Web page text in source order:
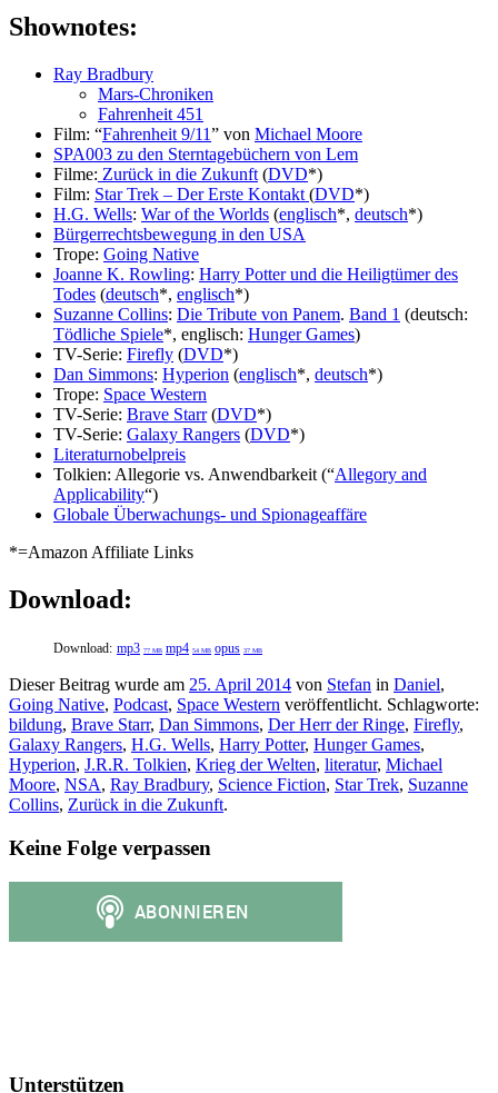
Shownotes:
Ray Bradbury
Mars-Chroniken
Fahrenheit 451
Film: “Fahrenheit 9/11” von Michael Moore
SPA003 zu den Sterntagebüchern von Lem
Filme: Zurück in die Zukunft (DVD*)
Film: Star Trek – Der Erste Kontakt (DVD*)
H.G. Wells: War of the Worlds (englisch*, deutsch*)
Bürgerrechtsbewegung in den USA
Trope: Going Native
Joanne K. Rowling: Harry Potter und die Heiligtümer des
Todes (deutsch*, englisch*)
Suzanne Collins: Die Tribute von Panem. Band 1 (deutsch:
Tödliche Spiele*, englisch: Hunger Games)
TV-Serie: Firefly (DVD*)
Dan Simmons: Hyperion (englisch*, deutsch*)
Trope: Space Western
TV-Serie: Brave Starr(DVD*)
TV-Serie: Galaxy Rangers (DVD*)
Literaturnobelpreis
Tolkien: Allegorie vs. Anwendbarkeit (“Allegory and
Applicability“)
Globale Überwachungs- und Spionageaffäre
*=Amazon Affiliate Links
Download:
Download: mp3 77 MB mp4 54 MB opus 37 MB
Dieser Beitrag wurde am 25. April 2014 von Stefan in Daniel,
Going Native, Podcast, Space Western veröffentlicht. Schlagworte:
bildung, Brave Starr, Dan Simmons, Der Herr der Ringe, Firefly,
Galaxy Rangers, H.G. Wells, Harry Potter, Hunger Games,
Hyperion, J.R.R. Tolkien, Krieg der Welten, literatur, Michael
Moore, NSA, Ray Bradbury, Science Fiction, Star Trek, Suzanne
Collins, Zurück in die Zukunft.
Keine Folge verpassen
Unterstützen